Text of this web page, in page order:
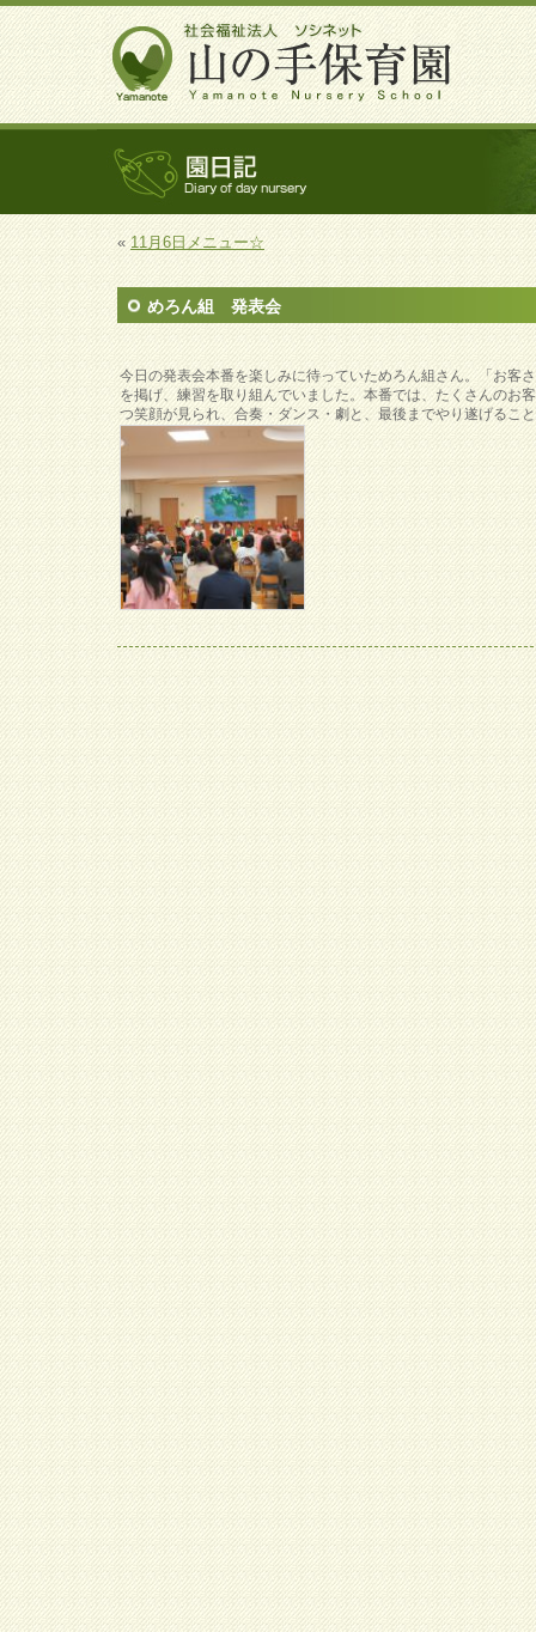
«11月6日メニュー☆
めろん組 発表会
今日の発表会本番を楽しみに待っていためろん組さん。「お客
を掲げ、練習を取り組んでいました。本番では、たくさんのお
つ笑顔が見られ、合奏・ダンス・劇と、最後までやり遂げるこ